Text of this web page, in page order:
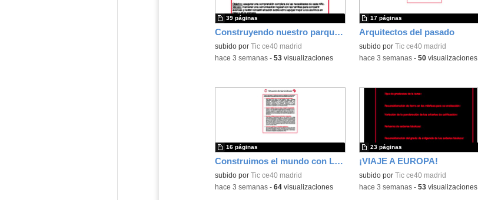
Construyendo nuestro parque de atracciones
subido por Tic ce40 madrid
39 páginas
-hace 3 semanas- 53visualizaciones
Arquitectos del pasado
subido por Tic ce40 madrid
17 páginas
-hace 3 semanas- 50visualizaciones
Construimos el mundo con LEGO
subido por Tic ce40 madrid
16 páginas
-hace 3 semanas- 64visualizaciones
¡VIAJE A EUROPA!
subido por Tic ce40 madrid
23 páginas
-hace 3 semanas- 53visualizaciones